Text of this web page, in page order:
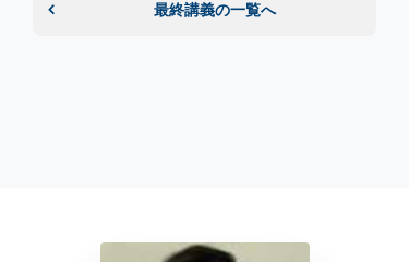
最終講義の一覧へ